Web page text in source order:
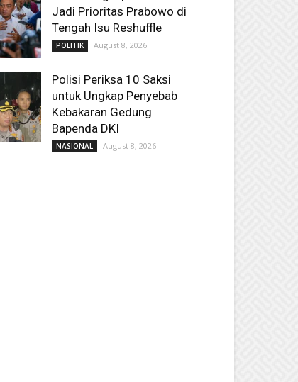
Jadi Prioritas Prabowo di
Tengah Isu Reshuffle
POLITIK August 8, 2026
Polisi Periksa 10 Saksi
untuk Ungkap Penyebab
Kebakaran Gedung
Bapenda DKI
NASIONAL August 8, 2026